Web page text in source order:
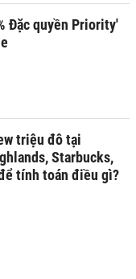
Đặc quyền Priority'
triệu đô tại
Starbucks,
tính toán điều gì?